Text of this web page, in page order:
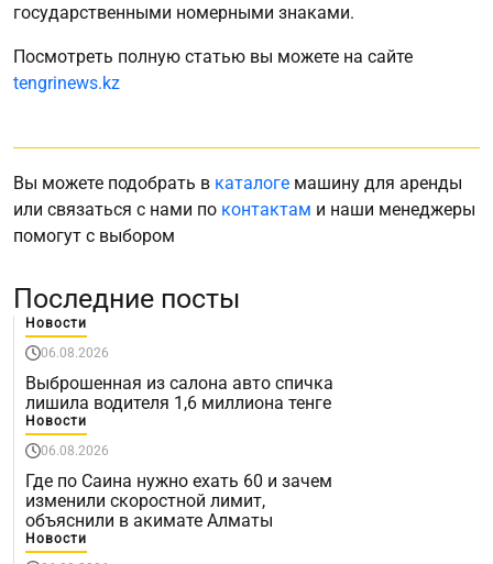
государственными номерными знаками.
Посмотреть полную статью вы можете на сайте
tengrinews.kz
Вы можете подобрать в каталоге машину для аренды
или связаться с нами по контактам и наши менеджеры
помогут с выбором
Последние посты
Новости
06.08.2026
Выброшенная из салона авто спичка
лишила водителя 1,6 миллиона тенге
Новости
06.08.2026
Где по Саина нужно ехать 60 и зачем
изменили скоростной лимит,
объяснили в акимате Алматы
Новости